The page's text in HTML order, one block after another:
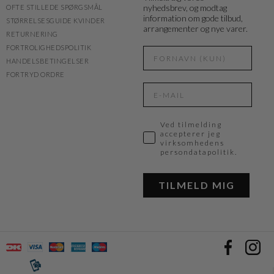
OFTE STILLEDE SPØRGSMÅL
STØRRELSESGUIDE KVINDER
RETURNERING
FORTROLIGHEDSPOLITIK
HANDELSBETINGELSER
FORTRYD ORDRE
nyhedsbrev, og modtag
information om gode tilbud,
arrangementer og nye varer.
Ved tilmelding
accepterer jeg
virksomhedens
persondatapolitik.
TILMELD MIG